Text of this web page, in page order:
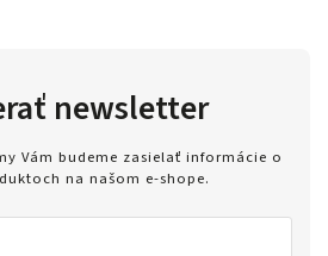
newsletter
Vám budeme zasielať informácie o
na našom e-shope.